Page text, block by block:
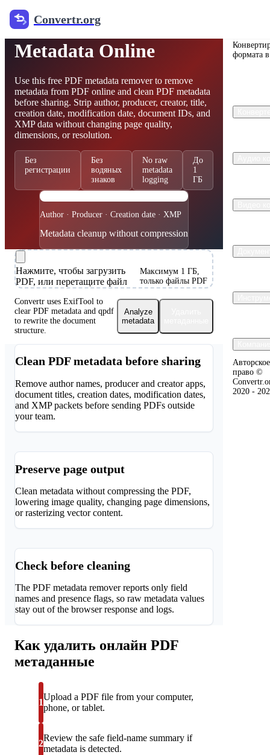
Convertr.org
Удаление PDF
Metadata Online
Use this free PDF metadata remover to remove
metadata from PDF online and clean PDF metadata
before sharing. Strip author, producer, creator, title,
creation date, modification date, document IDs, and
XMP data without changing page quality,
dimensions, or resolution.
Без
регистрации
Без
водяных
знаков
No raw
metadata
logging
До
1
ГБ
Author · Producer · Creation date · XMP
Metadata cleanup without compression
Нажмите, чтобы загрузить
PDF, или перетащите файл
Максимум 1 ГБ,
только файлы PDF
Convertr uses ExifTool to
clear PDF metadata and qpdf
to rewrite the document
structure.
Analyze
metadata
Clean PDF metadata before sharing
Remove author names, producer and creator apps,
document titles, creation dates, modification dates,
and XMP packets before sending PDFs outside
your team.
Preserve page output
Clean metadata without compressing the PDF,
lowering image quality, changing page dimensions,
or rasterizing vector content.
Check before cleaning
The PDF metadata remover reports only field
names and presence flags, so raw metadata values
stay out of the browser response and logs.
Как удалить онлайн PDF
метаданные
1
Upload a PDF file from your computer,
phone, or tablet.
2
Review the safe field-name summary if
metadata is detected.
формата
Авторское
право ©
2020 -